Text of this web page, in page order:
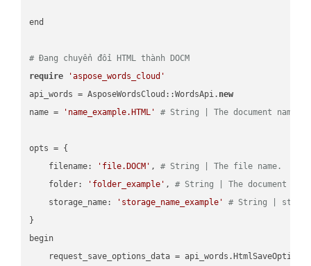
end
# Đang chuyển đổi HTML thành DOCM
require
'aspose_words_cloud'
api_words = AsposeWordsCloud::WordsApi. new
name =
'name_example.HTML' # String | The document name.
opts = {
    filename:
'file.DOCM' , # String | The file name.
    folder:
'folder_example' , # String | The document
    storage_name:
'storage_name_example'
# String |
}
begin
request_save_options_data =